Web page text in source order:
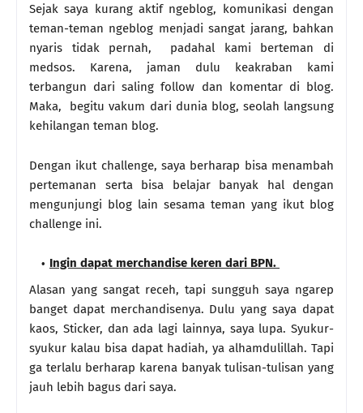
Sejak saya kurang aktif ngeblog, komunikasi dengan
teman-teman ngeblog menjadi sangat jarang, bahkan
nyaris tidak pernah, padahal kami berteman di
medsos. Karena, jaman dulu keakraban kami
terbangun dari saling follow dan komentar di blog.
Maka, begitu vakum dari dunia blog, seolah langsung
kehilangan teman blog.
Dengan ikut challenge, saya berharap bisa menambah
pertemanan serta bisa belajar banyak hal dengan
mengunjungi blog lain sesama teman yang ikut blog
challenge ini.
Ingin dapat merchandise keren dari BPN.
Alasan yang sangat receh, tapi sungguh saya ngarep
banget dapat merchandisenya. Dulu yang saya dapat
kaos, Sticker, dan ada lagi lainnya, saya lupa. Syukur-
syukur kalau bisa dapat hadiah, ya alhamdulillah. Tapi
ga terlalu berharap karena banyak tulisan-tulisan yang
jauh lebih bagus dari saya.